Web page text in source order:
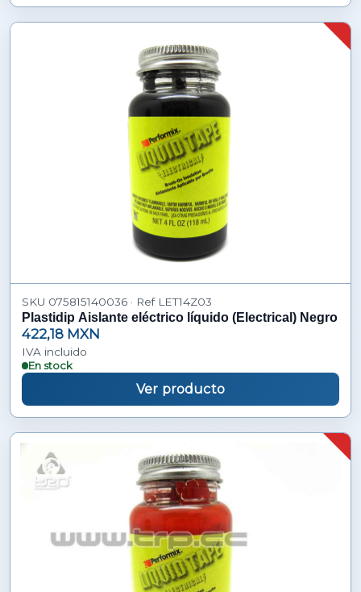
SKU 075815140036 · Ref LET14Z03
Plastidip Aislante eléctrico líquido (Electrical) Negro
422,18 MXN
IVA incluido
En stock
Ver producto